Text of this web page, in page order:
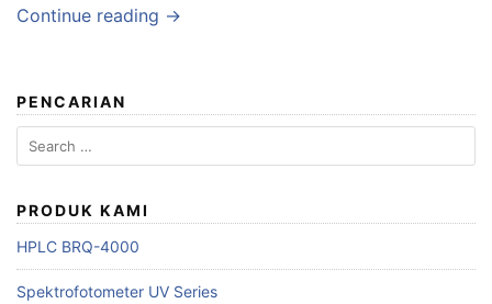
Continue reading →
PENCARIAN
Search
for:
PRODUK KAMI
HPLC BRQ-4000
Spektrofotometer UV Series